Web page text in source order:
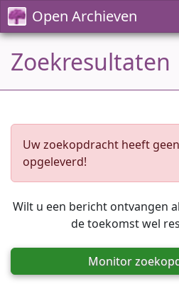
Open Archieven
Zoekresultaten
Uw zoekopdracht heeft
opgeleverd!
Wilt u een bericht ontvangen
de toekomst wel
Monitor